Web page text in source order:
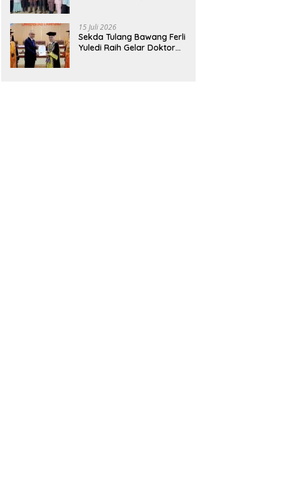
Bergizi Gratis di Natar
15 Juli 2026
Sekda Tulang Bawang Ferli
Yuledi Raih Gelar Doktor